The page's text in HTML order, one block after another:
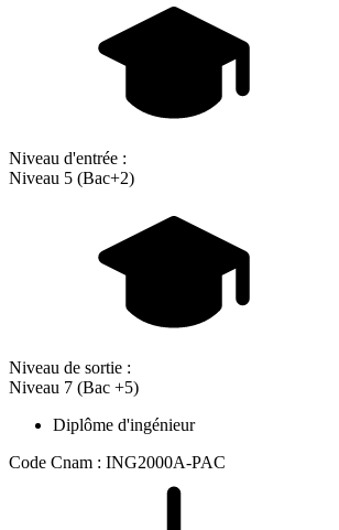
Niveau d'entrée :
Niveau 5 (Bac+2)
Niveau de sortie :
Niveau 7 (Bac +5)
Diplôme d'ingénieur
Code Cnam : ING2000A-PAC